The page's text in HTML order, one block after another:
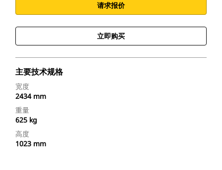
请求报价
立即购买
主要技术规格
宽度
2434 mm
重量
625 kg
高度
1023 mm